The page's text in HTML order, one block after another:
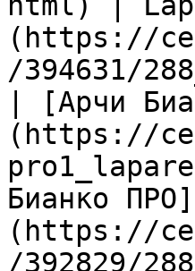
(https://
/394631/
| [Арчи
(https://
Бианко ПРО]
(https://
/392829/